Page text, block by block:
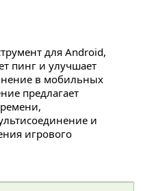
для Android,
пинг и улучшает
в мобильных
предлагает
и
игрового